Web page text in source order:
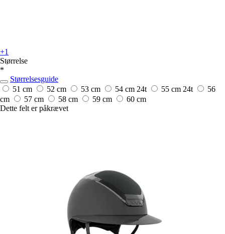
+1
Størrelse
*
Størrelsesguide
51 cm
52 cm 53 cm 54 cm 24t 55 cm 24t
56
cm
57 cm 58 cm 59 cm
60 cm
Dette felt er påkrævet